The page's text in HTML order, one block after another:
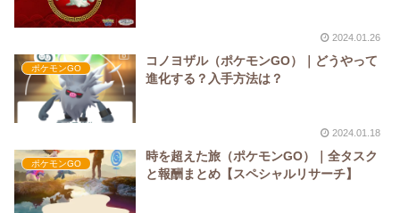
2024.01.26
ポケモンGO
コノヨザル（ポケモンGO）｜どうやって
進化する？入手方法は？
2024.01.18
ポケモンGO
時を超えた旅（ポケモンGO）｜全タスク
と報酬まとめ【スペシャルリサーチ】